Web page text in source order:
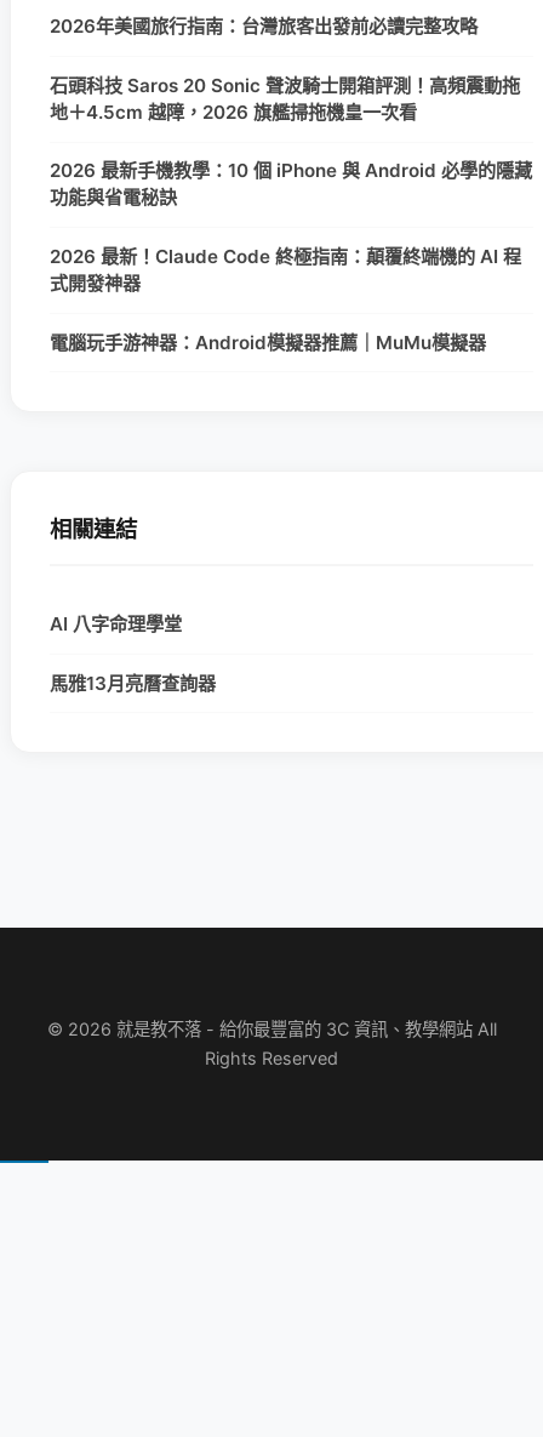
2026年美國旅行指南：台灣旅客出發前必讀完整攻略
石頭科技 Saros 20 Sonic 聲波騎士開箱評測！高頻震動拖
地＋4.5cm 越障，2026 旗艦掃拖機皇一次看
2026 最新手機教學：10 個 iPhone 與 Android 必學的隱藏
功能與省電秘訣
2026 最新！Claude Code 終極指南：顛覆終端機的 AI 程
式開發神器
電腦玩手游神器：Android模擬器推薦｜MuMu模擬器
相關連結
AI 八字命理學堂
馬雅13月亮曆查詢器
© 2026 就是教不落 - 給你最豐富的 3C 資訊、教學網站 All
Rights Reserved